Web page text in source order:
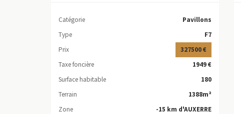
Catégorie
Pavillons
Type
F7
Prix
327500 €
Taxe foncière
1949 €
Surface habitable
180
Terrain
1388m²
Zone
-15 km d'AUXERRE